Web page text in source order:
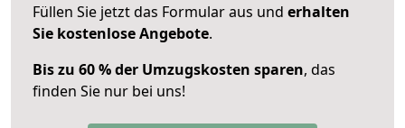
Füllen Sie jetzt das Formular aus und erhalten
Sie kostenlose Angebote.
Bis zu 60 % der Umzugskosten sparen, das
finden Sie nur bei uns!